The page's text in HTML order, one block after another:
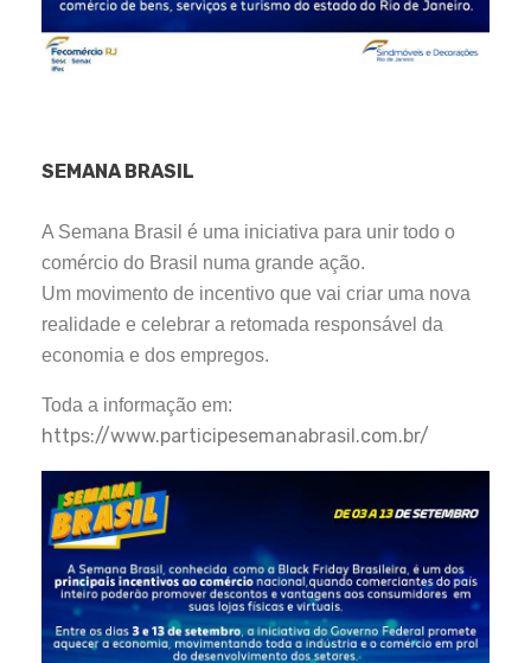
SEMANA BRASIL
A Semana Brasil é uma iniciativa para unir todo o
comércio do Brasil numa grande ação.
Um movimento de incentivo que vai criar uma nova
realidade e celebrar a retomada responsável da
economia e dos empregos.
Toda a informação em:
https://www.participesemanabrasil.com.br/